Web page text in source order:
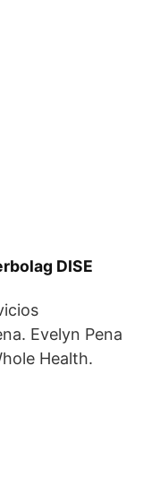
DISE
Evelyn Pena
Health.